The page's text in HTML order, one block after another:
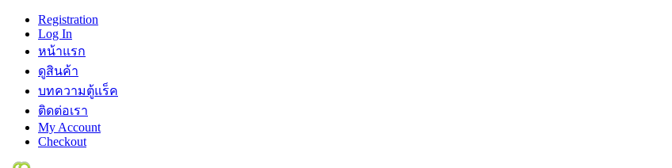
Registration
Log In
หน้าแรก
ดูสินค้า
บทความตู้แร็ค
ติดต่อเรา
My Account
Checkout